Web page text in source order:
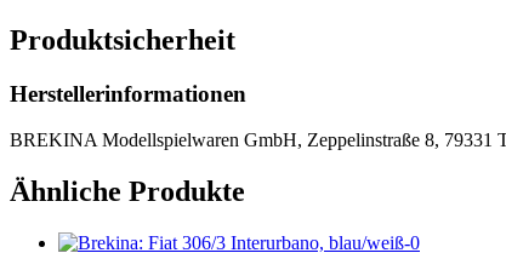
Produktsicherheit
Herstellerinformationen
BREKINA Modellspielwaren GmbH, Zeppelinstraße 8, 79331
Ähnliche Produkte